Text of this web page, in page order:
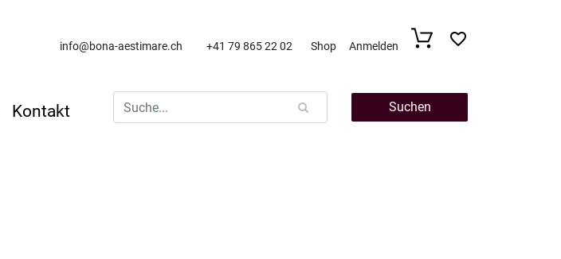
info@bona-aestimare.ch +41 79 865 22 02 Shop Anmelden
Kontakt Suchen